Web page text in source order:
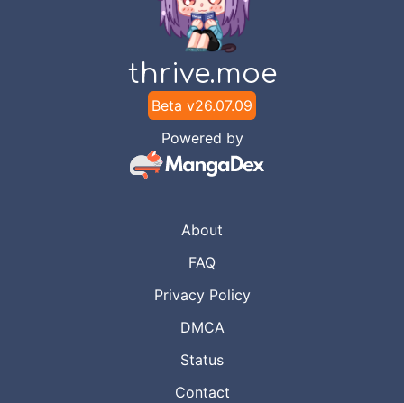
thrive.moe
Beta v26.07.09
Powered by
About
FAQ
Privacy Policy
DMCA
Status
Contact